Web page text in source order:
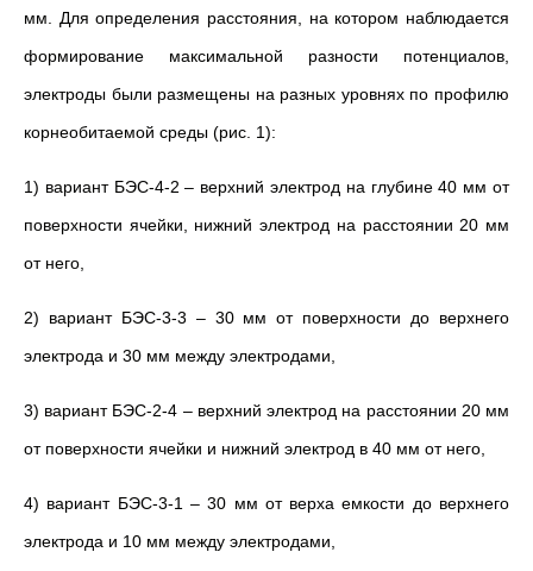
мм. Для определения расстояния, на котором наблюдается
формирование максимальной разности потенциалов,
электроды были размещены на разных уровнях по профилю
корнеобитаемой среды (рис. 1):
1) вариант БЭС-4-2 – верхний электрод на глубине 40 мм от
поверхности ячейки, нижний электрод на расстоянии 20 мм
от него,
2) вариант БЭС-3-3 – 30 мм от поверхности до верхнего
электрода и 30 мм между электродами,
3) вариант БЭС-2-4 – верхний электрод на расстоянии 20 мм
от поверхности ячейки и нижний электрод в 40 мм от него,
4) вариант БЭС-3-1 – 30 мм от верха емкости до верхнего
электрода и 10 мм между электродами,